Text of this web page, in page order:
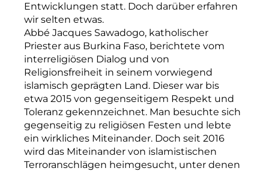
Entwicklungen statt. Doch darüber erfahren
wir selten etwas.
Abbé Jacques Sawadogo, katholischer
Priester aus Burkina Faso, berichtete vom
interreligiösen Dialog und von
Religionsfreiheit in seinem vorwiegend
islamisch geprägten Land. Dieser war bis
etwa 2015 von gegenseitigem Respekt und
Toleranz gekennzeichnet. Man besuchte sich
gegenseitig zu religiösen Festen und lebte
ein wirkliches Miteinander. Doch seit 2016
wird das Miteinander von islamistischen
Terroranschlägen heimgesucht, unter denen